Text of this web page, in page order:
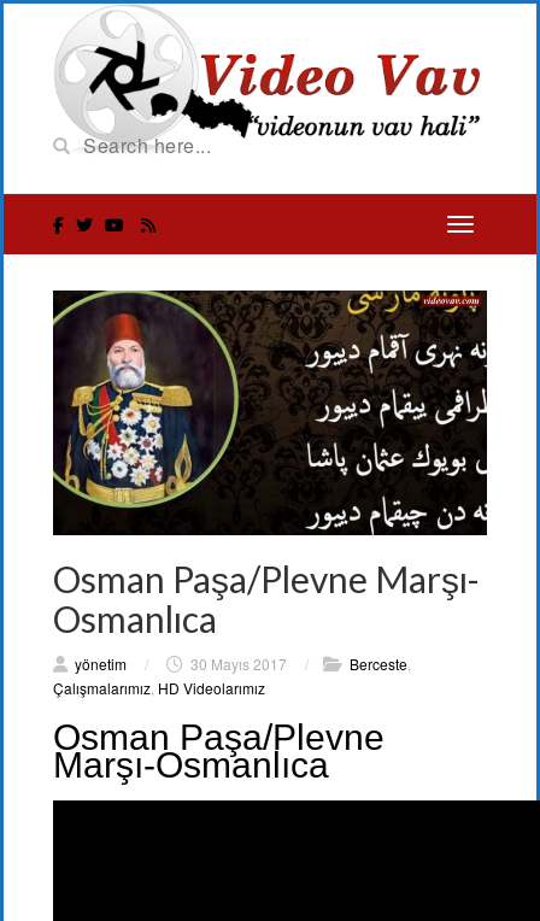
Osman Paşa/Plevne Marşı-
Osmanlıca
yönetim / 30 Mayıs 2017 / Berceste
Çalışmalarımız HD Videolarımız
Osman Paşa/Plevne
Marşı-Osmanlıca